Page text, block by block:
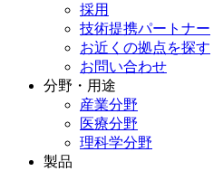
採用
技術提携パートナー
お近くの拠点を探す
お問い合わせ
分野・用途
産業分野
医療分野
理科学分野
製品